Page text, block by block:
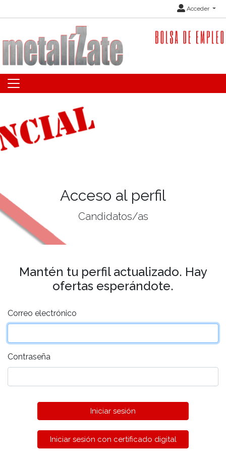
Acceder
Acceso al perfil
Candidatos/as
Mantén tu perfil actualizado. Hay
ofertas esperándote.
Correo electrónico
Contraseña